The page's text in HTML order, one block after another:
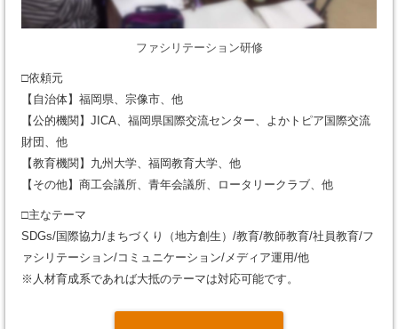
ファシリテーション研修
□依頼元
【自治体】福岡県、宗像市、他
【公的機関】JICA、福岡県国際交流センター、よかトピア国際交流
財団、他
【教育機関】九州大学、福岡教育大学、他
【その他】商工会議所、青年会議所、ロータリークラブ、他
□主なテーマ
SDGs/国際協力/まちづくり（地方創生）/教育/教師教育/社員教育/フ
ァシリテーション/コミュニケーション/メディア運用/他
※人材育成系であれば大抵のテーマは対応可能です。